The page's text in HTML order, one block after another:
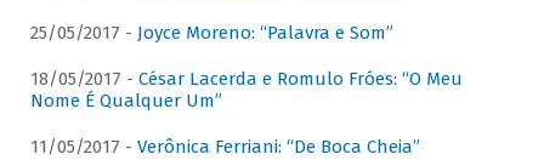
25/05/2017 - Joyce Moreno: “Palavra e Som”
18/05/2017 - César Lacerda e Romulo Fróes: “O Meu
Nome É Qualquer Um”
11/05/2017 - Verônica Ferriani: “De Boca Cheia”